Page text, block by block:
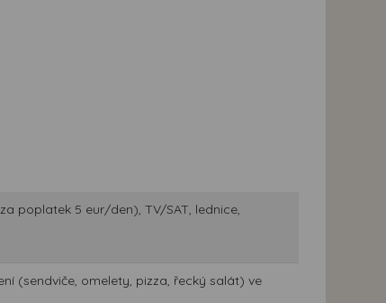
poplatek 5 eur/den), TV/SAT, lednice,
(sendviče, omelety, pizza, řecký salát) ve